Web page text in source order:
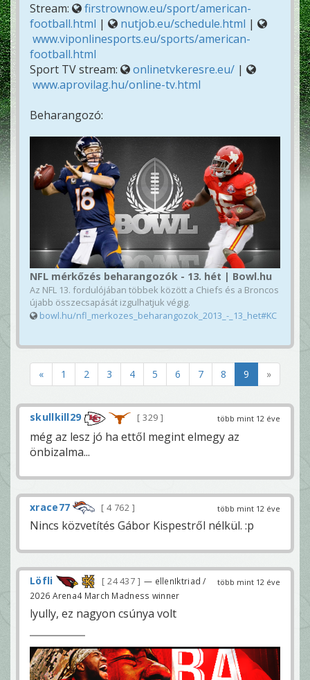
Stream:
firstrownow.eu/sport/american-
football.html | nutjob.eu/schedule.html |
www.viponlinesports.eu/sports/american-
football.html
Sport TV stream:
onlinetvkeresre.eu/ |
www.aprovilag.hu/online-tv.html
Beharangozó:
NFL mérkőzés beharangozók - 13. hét | Bowl.hu
Az NFL 13. fordulójában többek között a Chiefs és a Broncos
újabb összecsapását izgulhatjuk végig.
bowl.hu/nfl_merkozes_beharangozok_2013_-_13_het#KC
« 1 2 3 4 5 6 7 8 9 »
több mint 12 éve
skullkill29 329
még az lesz jó ha ettől megint elmegy az
önbizalma...
több mint 12 éve
xrace77 4 762
Nincs közvetítés Gábor Kispestről nélkül. :p
több mint 12 éve
Löfli 24 437
— ellenIktriad /
2026 Arena4 March Madness winner
lyully, ez nagyon csúnya volt